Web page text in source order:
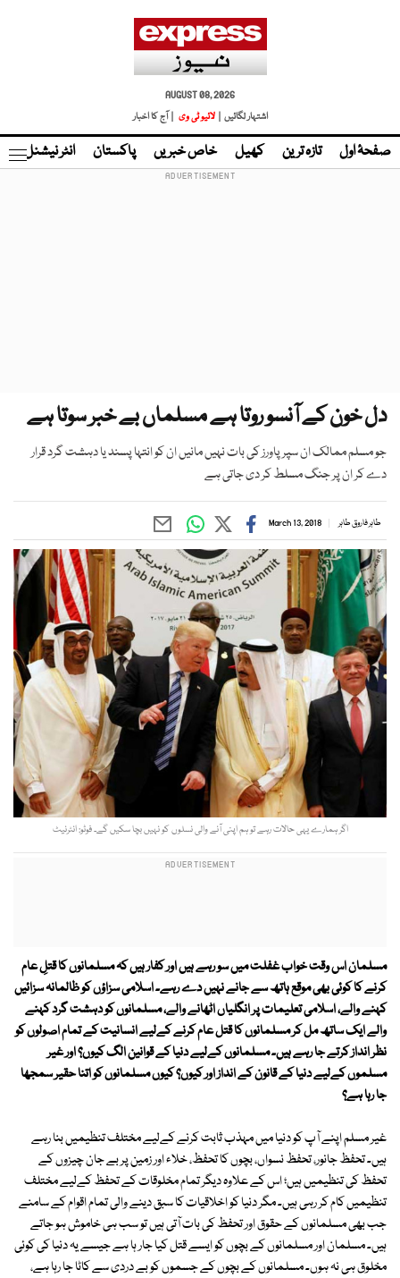
AUGUST 08, 2026
اشتہار لگائیں |
لائیو ٹی وی | آج کا اخبار
صفحۂ اول تازہ ترین کھیل خاص خبریں پاکستان انٹر نیشنل
دل خون کے آنسو روتا ہے مسلماں بے خبر سوتا ہے
جو مسلم ممالک ان سپر پاورز کی بات نہیں مانیں ان کو انتہا پسند یا دہشت گرد قرار
دے کر ان پر جنگ مسلط کر دی جاتی ہے
طاہر فاروق طاہر March 13, 2018
اگر ہمارے یہی حالات رہے تو ہم اپنی آنے والی نسلوں کو نہیں بچا سکیں گے۔ فوٹو: انٹرنیٹ
مسلمان اس وقت خواب غفلت میں سو رہے ہیں اور کفار ہیں کہ مسلمانوں کا قتلِ عام
کرنے کا کوئی بھی موقع ہاتھ سے جانے نہیں دے رہے۔ اسلامی سزاؤں کو ظالمانہ سزائیں
کہنے والے، اسلامی تعلیمات پر انگلیاں اٹھانے والے، مسلمانوں کو دہشت گرد کہنے
والے ایک ساتھ مل کر مسلمانوں کا قتل عام کرنے کےلیے انسانیت کے تمام اصولوں کو
نظر انداز کرتے جا رہے ہیں۔ مسلمانوں کےلیے دنیا کے قوانین الگ کیوں؟ اور غیر
مسلموں کےلیے دنیا کے قانون کے انداز اور کیوں؟ کیوں مسلمانوں کو اتنا حقیر سمجھا
جا رہا ہے؟
غیر مسلم اپنے آپ کو دنیا میں مہذب ثابت کرنے کےلیے مختلف تنظیمیں بنا رہے
ہیں۔ تحفظ جانور، تحفظ نسواں، بچوں کا تحفظ، خلاء اور زمین پر بے جان چیزوں کے
تحفظ کی تنظیمیں ہیں؛ اس کے علاوہ دیگر تمام مخلوقات کے تحفظ کےلیے مختلف
تنظیمیں کام کر رہی ہیں۔ مگر دنیا کو اخلاقیات کا سبق دینے والی تمام اقوام کے سامنے
جب بھی مسلمانوں کے حقوق اور تحفظ کی بات آتی ہیں تو سب ہی خاموش ہو جاتے
ہیں۔ مسلمان اور مسلمانوں کے بچوں کو ایسے قتل کیا جار ہا ہے جیسے یہ دنیا کی کوئی
مخلوق ہی نہ ہوں۔ مسلمانوں کے بچوں کے جسموں کو بے دردی سے کاٹا جا رہا ہے،